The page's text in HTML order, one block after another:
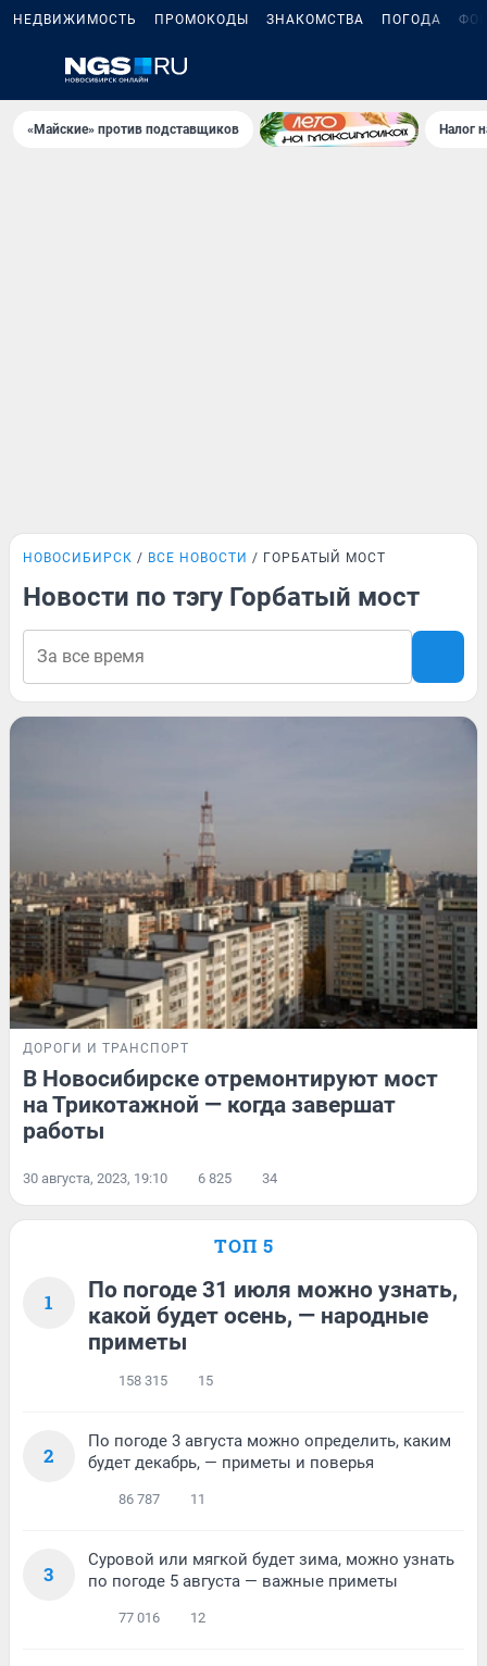
НЕДВИЖИМОСТЬ ПРОМОКОДЫ ЗНАКОМСТВА ПОГОДА
«Майские» против подставщиков Налог
НОВОСИБИРСК ВСЕ НОВОСТИ ГОРБАТЫЙ МОСТ
Новости по тэгу Горбатый мост
ДОРОГИ И ТРАНСПОРТ
В Новосибирске отремонтируют мост
на Трикотажной — когда завершат
работы
30 августа, 2023, 19:10 6 825 34
ТОП 5
1
По погоде 31 июля можно узнать,
какой будет осень, — народные
приметы
158 315 15
2
По погоде 3 августа можно определить, каким
будет декабрь, — приметы и поверья
86 787 11
3
Суровой или мягкой будет зима, можно узнать
по погоде 5 августа — важные приметы
77 016 12